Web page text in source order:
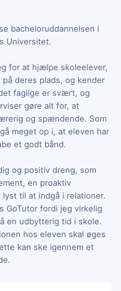
bacheloruddannelsen i
Universitet.
for at hjælpe skoleelever,
deres plads, og kender
faglige er svært, og
gøre alt for, at
og spændende. Som
meget op i, at eleven har
et godt bånd.
og positiv dreng, som
en proaktiv
til at indgå i relationer.
GoTutor fordi jeg virkelig
en udbytterig tid i skole.
hos eleven skal øges
kan ske igennem et